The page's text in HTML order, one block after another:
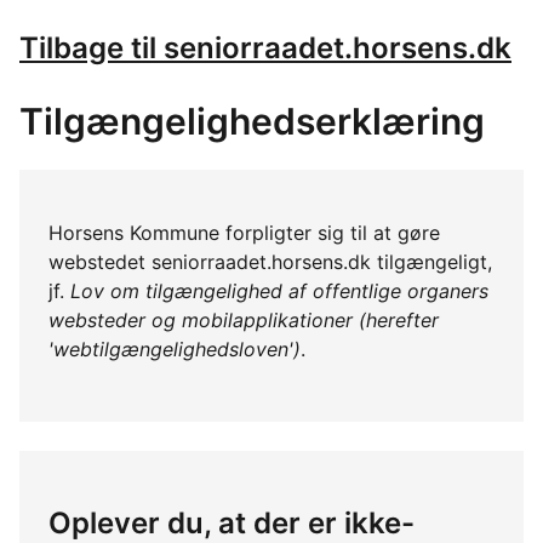
Tilbage til seniorraadet.horsens.dk
Tilgængelighedserklæring
Horsens Kommune forpligter sig til at gøre
webstedet seniorraadet.horsens.dk tilgængeligt,
jf. Lov om tilgængelighed af offentlige organers
websteder og mobilapplikationer (herefter
'webtilgængelighedsloven').
Oplever du, at der er ikke-